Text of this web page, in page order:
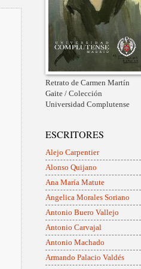
Retrato de Carmen Martín
Gaite / Colección
Universidad Complutense
ESCRITORES
Alejo Carpentier
Alonso Quijano
Ana María Matute
Angelica Morales Soriano
Antonio Buero Vallejo
Antonio Carvajal
Antonio Machado
Armando Palacio Valdés